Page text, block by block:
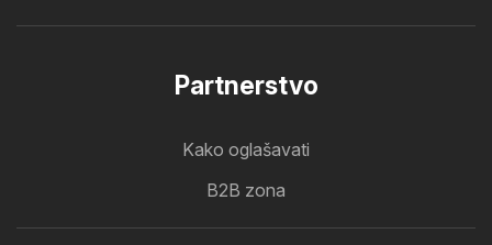
Partnerstvo
Kako oglašavati
B2B zona